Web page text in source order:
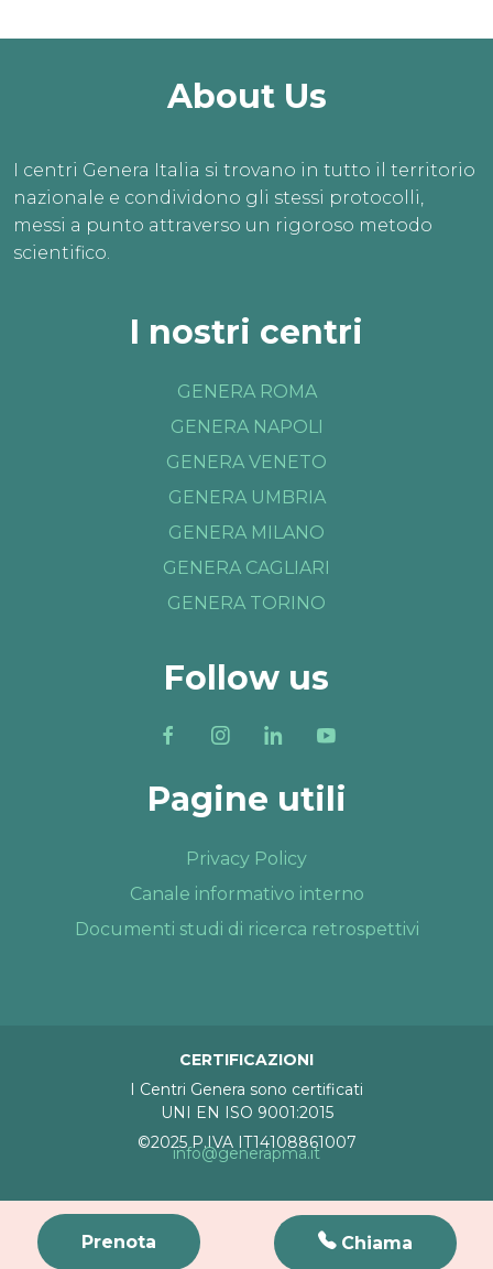
About Us
I centri Genera Italia si trovano in tutto il territorio
nazionale e condividono gli stessi protocolli,
messi a punto attraverso un rigoroso metodo
scientifico.
I nostri centri
GENERA ROMA
GENERA NAPOLI
GENERA VENETO
GENERA UMBRIA
GENERA MILANO
GENERA CAGLIARI
GENERA TORINO
Follow us
Pagine utili
Privacy Policy
Canale informativo interno
Documenti studi di ricerca retrospettivi
CERTIFICAZIONI
I Centri Genera sono certificati
UNI EN ISO 9001:2015
©2025 P.IVA IT14108861007
info@generapma.it
Prenota